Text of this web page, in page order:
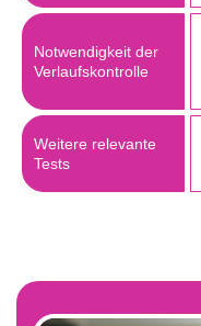
Notwendigkeit der
Verlaufskontrolle
Weitere relevante
Tests